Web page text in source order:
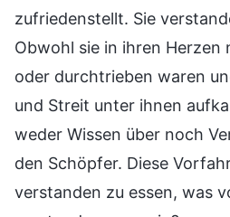
zufriedenstellt. Sie
Obwohl sie in ihren Herzen
oder durchtrieben waren
und Streit unter ihnen
weder Wissen über noch
den Schöpfer. Diese
verstanden zu essen, was